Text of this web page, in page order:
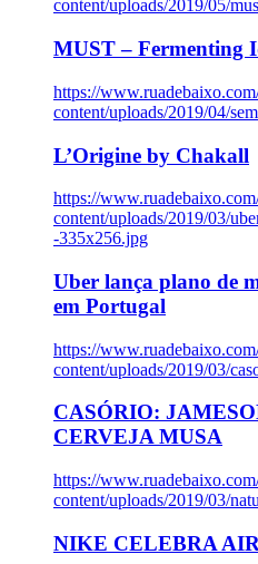
content/uploads/2019/05/
MUST – Fermenting
https://
content/uploads/2019/04/
L’Origine by Chakall
https://
content/uploads/2019/03/
-335x256.jpg
Uber lança plano de
em Portugal
https://
content/uploads/2019/03/
CASÓRIO:
CERVEJA MUSA
https://
content/uploads/2019/03/
NIKE CELEBRA